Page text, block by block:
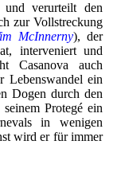
und verurteilt den
zur Vollstreckung
McInnerny), der
interveniert und
Casanova auch
Lebenswandel ein
Dogen durch den
Protegé ein
in wenigen
wird er für immer